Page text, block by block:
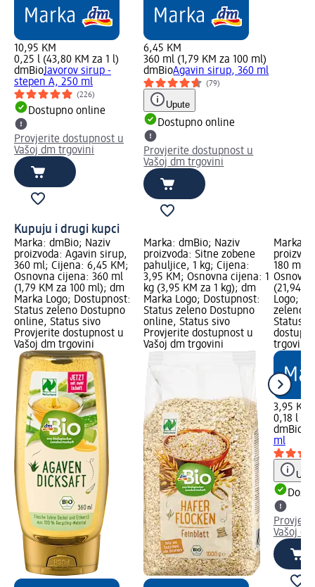
10,95 KM
0,25 l (43,80 KM za 1 l)
dmBioJavorov sirup -
stepen A, 250 ml
(226)
Dostupno online
Provjerite dostupnost u
Vašoj dm trgovini
6,45 KM
360 ml (1,79 KM za 100 ml)
dmBioAgavin sirup, 360 ml
(79)
Upute
Dostupno online
Provjerite dostupnost u
Vašoj dm trgovini
Kupuju i drugi kupci
Marka: dmBio; Naziv
proizvoda: Agavin sirup,
360 ml; Cijena: 6,45 KM;
Osnovna cijena: 360 ml
(1,79 KM za 100 ml); dm
Marka Logo; Dostupnost:
Status zeleno Dostupno
online, Status sivo
Provjerite dostupnost u
Vašoj dm trgovini
Marka: dmBio; Naziv
proizvoda: Sitne zobene
pahuljice, 1 kg; Cijena:
3,95 KM; Osnovna cijena: 1
kg (3,95 KM za 1 kg); dm
Marka Logo; Dostupnost:
Status zeleno Dostupno
online, Status sivo
Provjerite dostupnost u
Vašoj dm trgovini
Marka:
180 ml;
(21,94
Logo;
zeleno
Status
trgovini
3,95 KM
0,18 l
dmBio
ml
Vašoj